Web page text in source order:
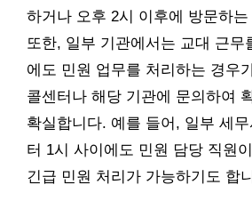
하거나 오후 2시 이후에 방문하
또한, 일부 기관에서는 교대 근무
에도 민원 업무를 처리하는 경우
콜센터나 해당 기관에 문의하여
확실합니다. 예를 들어, 일부 세
터 1시 사이에도 민원 담당 직원
긴급 민원 처리가 가능하기도 합